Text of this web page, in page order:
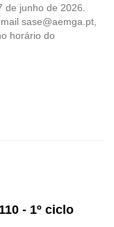
junho de 2026.
sase@aemga.pt,
horário do
- 1º ciclo